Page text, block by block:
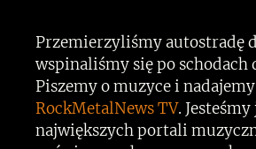
Przemierzyliśmy autostradę
wspinaliśmy się po schodach
Piszemy o muzyce i
RockMetalNews TV.
największych portali